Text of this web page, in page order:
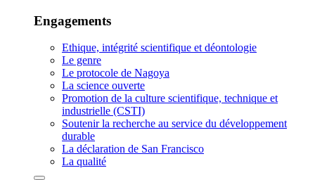
Engagements
Ethique, intégrité scientifique et déontologie
Le genre
Le protocole de Nagoya
La science ouverte
Promotion de la culture scientifique, technique et
industrielle (CSTI)
Soutenir la recherche au service du développement
durable
La déclaration de San Francisco
La qualité